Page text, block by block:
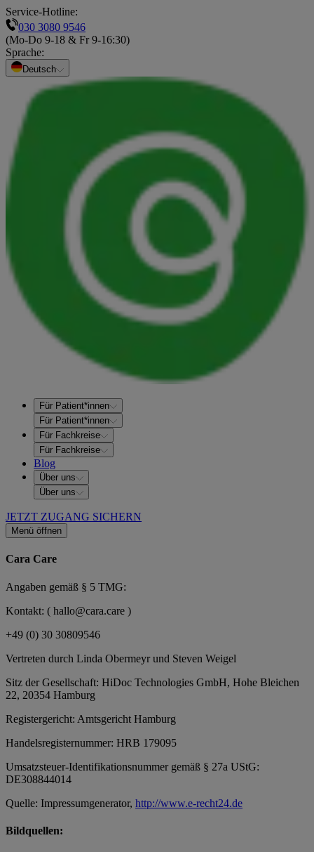
Service-Hotline:
030 3080 9546
(Mo-Do 9-18 & Fr 9-16:30)
Sprache:
Deutsch
Für Patient*innen
Für Patient*innen
Für Fachkreise
Für Fachkreise
Blog
Über uns
Über uns
JETZT ZUGANG SICHERN
Menü öffnen
Cara Care
Angaben gemäß § 5 TMG:
Kontakt: ( hallo@cara.care )
‭+49 (0) 30 30809546
Vertreten durch Linda Obermeyr und Steven Weigel
Sitz der Gesellschaft: HiDoc Technologies GmbH, Hohe Bleichen
22, 20354 Hamburg
Registergericht: Amtsgericht Hamburg
Handelsregisternummer: HRB 179095
Umsatzsteuer-Identifikationsnummer gemäß § 27a UStG:
DE308844014
Quelle: Impressumgenerator, http://www.e-recht24.de
Bildquellen: